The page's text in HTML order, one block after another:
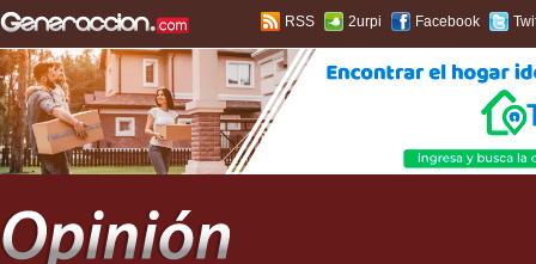
RSS 2urpi Facebook